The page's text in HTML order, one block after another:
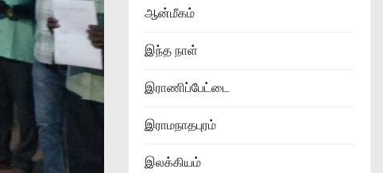
ஆன்மீகம்
இந்த நாள்
இராணிப்பேட்டை
இராமநாதபுரம்
இலக்கியம்